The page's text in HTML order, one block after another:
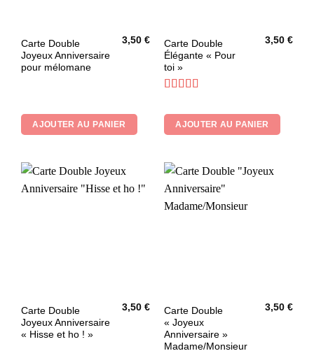
Carte Double
Joyeux Anniversaire
pour mélomane
3,50€
AJOUTER AU PANIER
Carte Double
Élégante « Pour
toi »
3,50€
AJOUTER AU PANIER
Carte Double
Joyeux Anniversaire
« Hisse et ho ! »
3,50€
Carte Double
« Joyeux
Anniversaire »
Madame/Monsieur
3,50€
Ce
produit
a